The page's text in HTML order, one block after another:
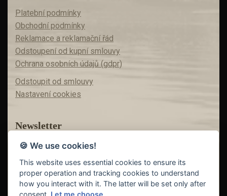
Platební podmínky
Obchodní podmínky
Reklamace a reklamační řád
Odstoupení od kupní smlouvy
Ochrana osobních údajů (gdpr)
Odstoupit od smlouvy
Nastavení cookies
Newsletter
Máte zájem o akční nabídky?
Teď už vám nic neunikne!
🍪 We use cookies!
This website uses essential cookies to ensure its
proper operation and tracking cookies to understand
how you interact with it. The latter will be set only after
consent. Let me choose.